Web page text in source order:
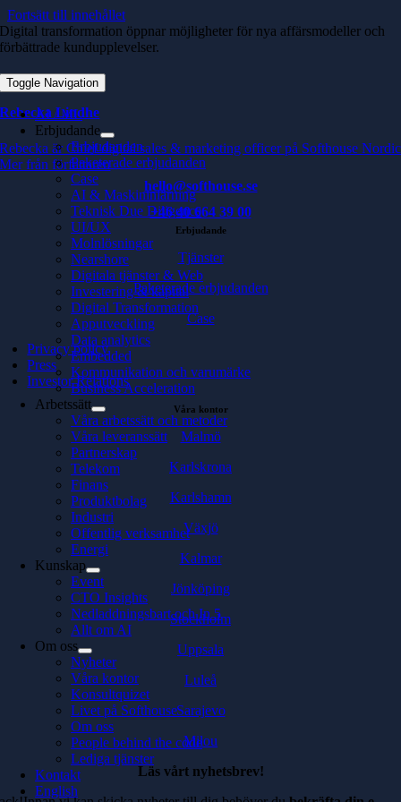
Fortsätt till innehållet
Toggle Navigation
AI / ML
Erbjudande
Erbjudanden
Paketerade erbjudanden
Case
AI & Maskininlärning
Teknisk Due Diligence
UI/UX
Molnlösningar
Nearshore
Digitala tjänster & Web
Investering & kapital
Digital Transformation
Apputveckling
Data analytics
Embedded
Kommunikation och varumärke
Business Acceleration
Arbetssätt
Våra arbetssätt och metoder
Våra leveranssätt
Partnerskap
Telekom
Finans
Produktbolag
Industri
Offentlig verksamhet
Energi
Kunskap
Event
CTO Insights
Nedladdningsbart och In 5
Allt om AI
Om oss
Nyheter
Våra kontor
Konsultquizet
Livet på Softhouse
Om oss
People behind the code
Lediga tjänster
Kontakt
English
Digital transformation öppnar möjligheter för nya affärsmodeller och
förbättrade kundupplevelser.
Rebecka Lindhe
Rebecka är Chief digital sales & marketing officer på Softhouse Nordic
Mer från författaren
hello@softhouse.se
+46 40 664 39 00
Erbjudande
Tjänster
Paketerade erbjudanden
Case
Privacy policy
Press
Investor Relations
Våra kontor
Malmö
Karlskrona
Karlshamn
Växjö
Kalmar
Jönköping
Stockholm
Uppsala
Luleå
Sarajevo
Milou
Läs vårt nyhetsbrev!